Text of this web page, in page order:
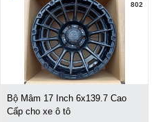
802
Bộ Mâm 17 Inch 6x139.7 Cao
Cấp cho xe ô tô